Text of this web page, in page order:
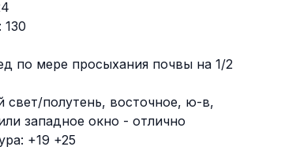
по мере просыхания почвы на 1/2
свет/полутень, восточное, ю-в,
западное окно - отлично
+19 +25